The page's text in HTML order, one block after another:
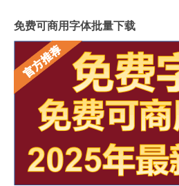
免费可商用字体批量下载